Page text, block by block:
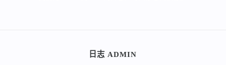
日志 ADMIN